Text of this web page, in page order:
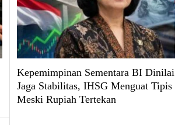
Kepemimpinan Sementara BI Dinilai
Jaga Stabilitas, IHSG Menguat Tipis
Meski Rupiah Tertekan